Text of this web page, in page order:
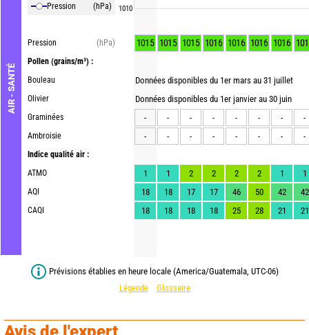
AIR - SANTÉ
Pression (hPa)
Pression
(hPa)
Pollen (grains/m³) :
Bouleau
Olivier
Graminées
Ambroisie
Indice qualité air :
ATMO
AQI
CAQI
1010
1015 1015 1015 1016 1016 1016 1016
Données disponibles du 1er mars au 31 juillet
Données disponibles du 1er janvier au 30 juin
-
- - - - - -
-
-
- - - - - - -
1 1 2 2 2 2 1
1
18
18 17 17 46 50 42
42
18
18 18 18 25 28 21 21
Prévisions établies en heure locale (America/Guatemala, UTC-06)
Légende
Glossaire